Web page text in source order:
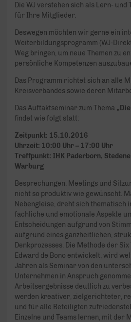
Die WJ verstehen sich als Lern-
für Ihre Mitglieder.
Deswegen möchten wir gerne ein
Weiterbildungsprogramm (WJ-
Weg bringen, um neue Themen zu
persönliche Kompetenzen
Das Programm richtet sich an alle
Kreisverbandes sowie deren
Das Auftaktseminar zum Thema
findet wie folgt statt:
Zeitpunkt: 15.10.2016
Uhrzeit: 10:00 Uhr – 17:00 Uhr
Treffpunkt: IHK Paderborn,
Warburg
Besprechungen, Meetings und
nicht so produktiv wie gewünscht.
Nebengleise, dreht sich thematisch
fachliche und emotionale Aspekte
Entscheidungen aufgrund von
aufgrund eines ganzheitlichen,
Denkprozesses. Die Methode der
Edward de Bono entwickelt, wird
Jahren als Seminar von den
Unternehmen in Anspruch
Arbeitsergebnisse deutlich zu
werden kreativer, zielgerichteter,
und für alle Beteiligten
Einzelne und Teams lernen, mit der